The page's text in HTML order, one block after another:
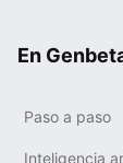
En
Paso a paso
Inteligencia